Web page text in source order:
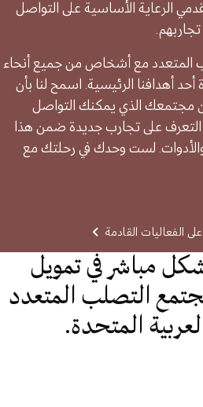
الرعاية الأساسية على التواصل
المتعدد مع أشخاص من جميع أنحاء
أحد أهدافنا الرئيسية. اسمح لنا بأن
مجتمعك الذي يمكنك التواصل
التعرف على تجارب جديدة ضمن هذا
لست وحدك في رحلتك مع
الفعاليات القادمة
مباشر في تمويل
التصلب المتعدد
المتحدة.